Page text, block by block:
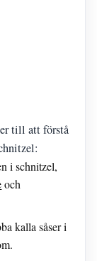
till att förstå
i schnitzel,
och
kalla såser i